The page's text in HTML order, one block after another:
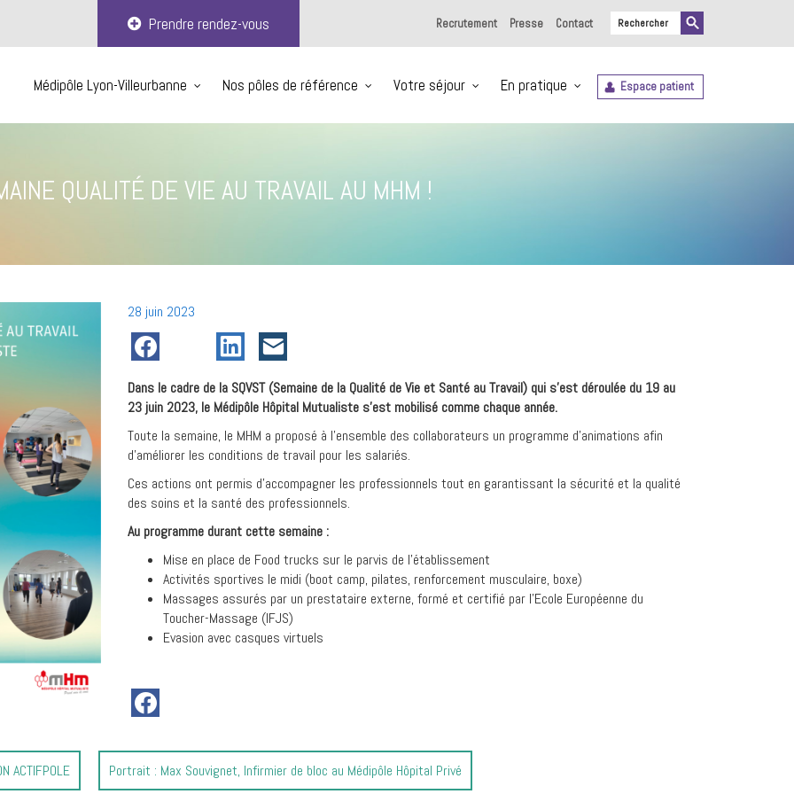
Prendre rendez-vous Recrutement Presse Contact
Médipôle Lyon-Villeurbanne Nos pôles de référence Votre séjour En pratique Espace patient
QUALITÉ DE VIE AU TRAVAIL AU MHM !
Posté
le
28 juin 2023
Dans le cadre de la SQVST (Semaine de la Qualité de Vie et Santé au Travail) qui s’est déroulée du 19 au
23 juin 2023, le Médipôle Hôpital Mutualiste s’est mobilisé comme chaque année.
Toute la semaine, le MHM a proposé à l’ensemble des collaborateurs un programme d’animations afin
d’améliorer les conditions de travail pour les salariés.
Ces actions ont permis d’accompagner les professionnels tout en garantissant la sécurité et la qualité
des soins et la santé des professionnels.
Au programme durant cette semaine :
Mise en place de Food trucks sur le parvis de l’établissement
Activités sportives le midi (boot camp, pilates, renforcement musculaire, boxe)
Massages assurés par un prestataire externe, formé et certifié par l’Ecole Européenne du
Toucher-Massage (IFJS)
Evasion avec casques virtuels
ACTIFPOLE
Article
suivant
Portrait : Max Souvignet, Infirmier de bloc au Médipôle Hôpital Privé